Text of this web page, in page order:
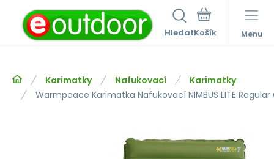
Hledat Menu
Karimatky Nafukovací
Karimatky
Warmpeace Karimatka Nafukovací NIMBUS LITE